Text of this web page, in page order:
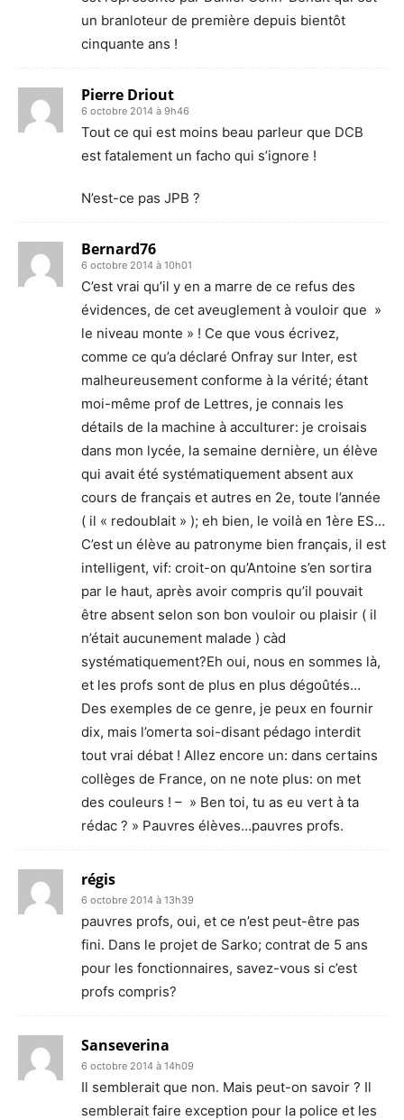
un branloteur de première depuis bientôt
cinquante ans !
Pierre Driout
6 octobre 2014 à 9h46
Tout ce qui est moins beau parleur que DCB
est fatalement un facho qui s’ignore !
N’est-ce pas JPB ?
Bernard76
6 octobre 2014 à 10h01
C’est vrai qu’il y en a marre de ce refus des
évidences, de cet aveuglement à vouloir que »
le niveau monte » ! Ce que vous écrivez,
comme ce qu’a déclaré Onfray sur Inter, est
malheureusement conforme à la vérité; étant
moi-même prof de Lettres, je connais les
détails de la machine à acculturer: je croisais
dans mon lycée, la semaine dernière, un élève
qui avait été systématiquement absent aux
cours de français et autres en 2e, toute l’année
( il « redoublait » ); eh bien, le voilà en 1ère ES…
C’est un élève au patronyme bien français, il est
intelligent, vif: croit-on qu’Antoine s’en sortira
par le haut, après avoir compris qu’il pouvait
être absent selon son bon vouloir ou plaisir ( il
n’était aucunement malade ) càd
systématiquement?Eh oui, nous en sommes là,
et les profs sont de plus en plus dégoûtés…
Des exemples de ce genre, je peux en fournir
dix, mais l’omerta soi-disant pédago interdit
tout vrai débat ! Allez encore un: dans certains
collèges de France, on ne note plus: on met
des couleurs ! – » Ben toi, tu as eu vert à ta
rédac ? » Pauvres élèves…pauvres profs.
régis
6 octobre 2014 à 13h39
pauvres profs, oui, et ce n’est peut-être pas
fini. Dans le projet de Sarko; contrat de 5 ans
pour les fonctionnaires, savez-vous si c’est
profs compris?
Sanseverina
6 octobre 2014 à 14h09
Il semblerait que non. Mais peut-on savoir ? Il
semblerait faire exception pour la police et les